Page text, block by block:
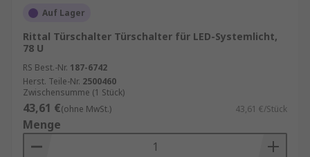
Auf Lager
Rittal Türschalter Türschalter für LED-Systemlicht,
78 U
RS Best.-Nr. 187-6742
Herst. Teile-Nr. 2500460
Zwischensumme (1 Stück)
43,61 €(ohne MwSt.) 43,61 €/Stück
Menge